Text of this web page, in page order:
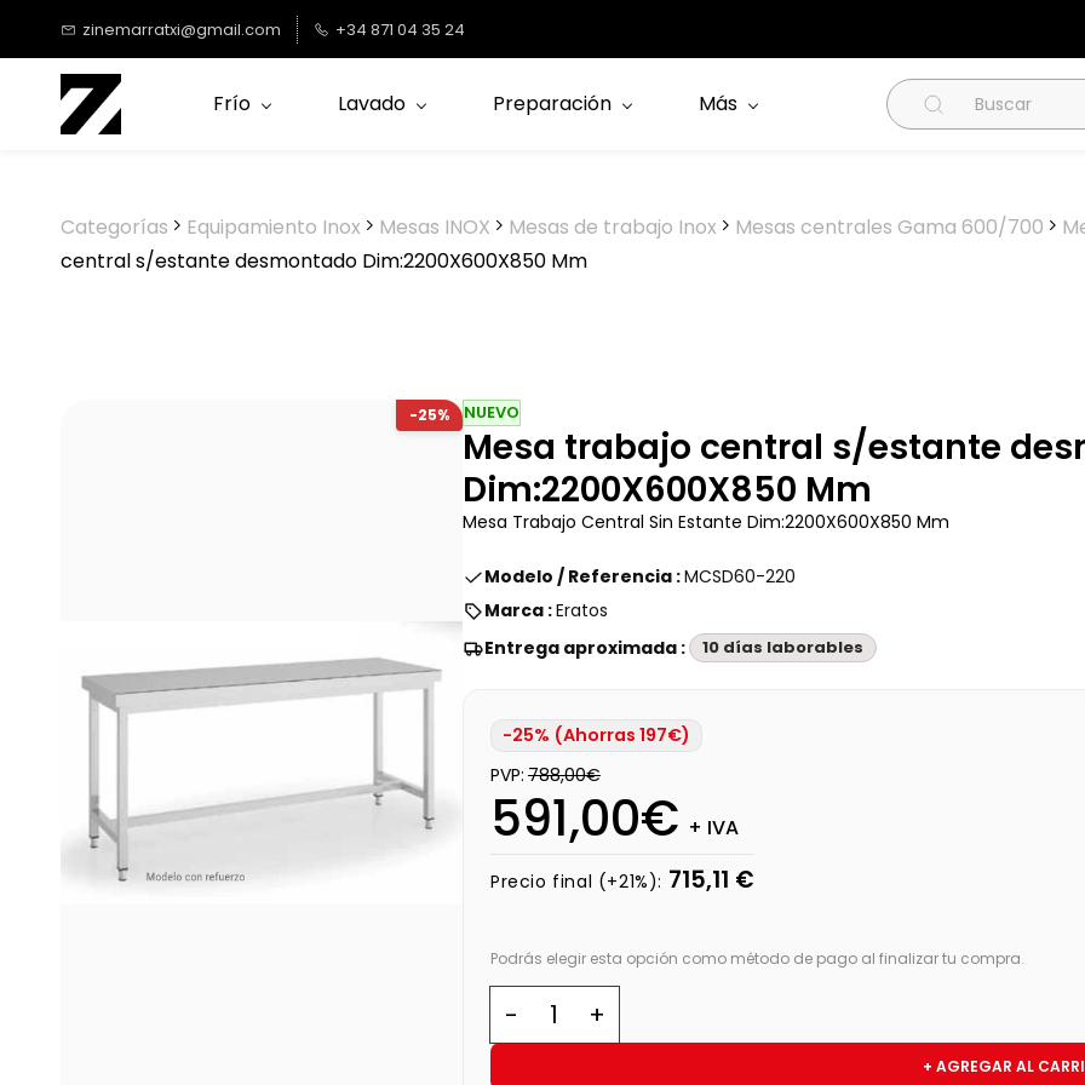
contenido
principal
zinemarratxi@gmail.com +34 871 04 35 24
Frío Lavado Preparación Más
Categorías Equipamiento Inox Mesas INOX Mesas de trabajo Inox Mesas centrales Gama 600/700
central s/estante desmontado Dim:2200X600X850 Mm
-25% NUEVO
Mesa trabajo central s/estante
Dim:2200X600X850 Mm
Mesa Trabajo Central Sin Estante Dim:2200X600X850 Mm
Modelo / Referencia :MCSD60-220
Marca :Eratos
Entrega aproximada :
10 días laborables
-25% (Ahorras 197€)
PVP: 788,00€
591,00€ + IVA
Precio final (+21%): 715,11 €
Podrás elegir esta opción como método de pago al finalizar tu compra.
+ AGREGAR AL